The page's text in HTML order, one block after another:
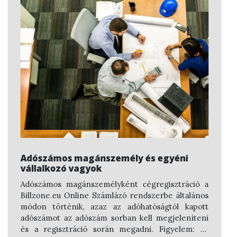
Adószámos magánszemély és egyéni
vállalkozó vagyok
Adószámos magánszemélyként cégregisztráció a
Billzone.eu Online Számlázó rendszerbe általános
módon történik, azaz az adóhatóságtól kapott
adószámot az adószám sorban kell megjeleníteni
és a regisztráció során megadni. Figyelem: az